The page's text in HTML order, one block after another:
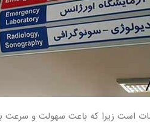
است زیرا که باعت سهولت و سرعت